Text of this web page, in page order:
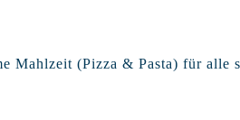
Mahlzeit (Pizza & Pasta) für alle